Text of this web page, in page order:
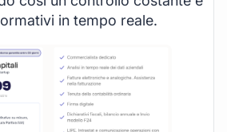
in tempo reale.